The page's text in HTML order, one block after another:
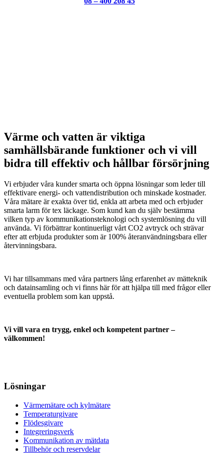
Värme och vatten är viktiga
samhällsbärande funktioner och vi vill
bidra till effektiv och hållbar försörjning
Vi erbjuder våra kunder smarta och öppna lösningar som leder till
effektivare energi- och vattendistribution och minskade kostnader.
Våra mätare är exakta över tid, enkla att arbeta med och erbjuder
smarta larm för tex läckage. Som kund kan du själv bestämma
vilken typ av kommunikationsteknologi och systemlösning du vill
använda. Vi förbättrar kontinuerligt vårt CO2 avtryck och strävar
efter att erbjuda produkter som är 100% återanvändningsbara eller
återvinningsbara.
Vi har tillsammans med våra partners lång erfarenhet av mätteknik
och datainsamling och vi finns här för att hjälpa till med frågor eller
eventuella problem som kan uppstå.
Vi vill vara en trygg, enkel och kompetent partner –
välkommen!
Lösningar
Värmemätare och kylmätare
Temperaturgivare
Flödesgivare
Integreringsverk
Kommunikation av mätdata
Tillbehör och reservdelar